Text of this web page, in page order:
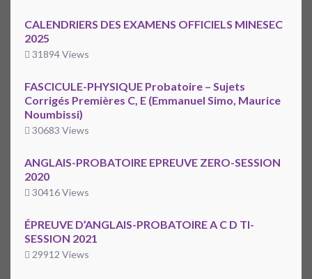
CALENDRIERS DES EXAMENS OFFICIELS MINESEC
2025
31894 Views
FASCICULE-PHYSIQUE Probatoire – Sujets
Corrigés Premières C, E (Emmanuel Simo, Maurice
Noumbissi)
30683 Views
ANGLAIS-PROBATOIRE EPREUVE ZERO-SESSION
2020
30416 Views
ÉPREUVE D’ANGLAIS-PROBATOIRE A C D TI-
SESSION 2021
29912 Views